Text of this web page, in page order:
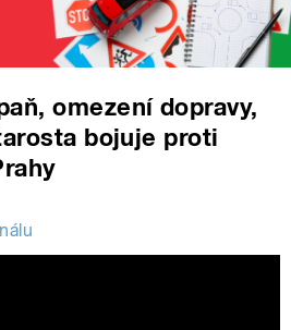
omezení dopravy,
bojuje proti